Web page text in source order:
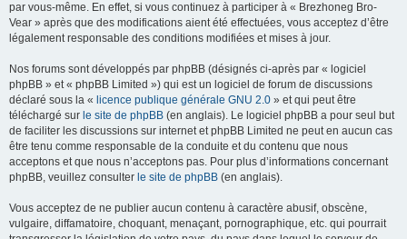
par vous-même. En effet, si vous continuez à participer à « Brezhoneg Bro-
Vear » après que des modifications aient été effectuées, vous acceptez d’être
légalement responsable des conditions modifiées et mises à jour.
Nos forums sont développés par phpBB (désignés ci-après par « logiciel
phpBB » et « phpBB Limited ») qui est un logiciel de forum de discussions
déclaré sous la « licence publique générale GNU 2.0 » et qui peut être
téléchargé sur le site de phpBB (en anglais). Le logiciel phpBB a pour seul but
de faciliter les discussions sur internet et phpBB Limited ne peut en aucun cas
être tenu comme responsable de la conduite et du contenu que nous
acceptons et que nous n’acceptons pas. Pour plus d’informations concernant
phpBB, veuillez consulter le site de phpBB (en anglais).
Vous acceptez de ne publier aucun contenu à caractère abusif, obscène,
vulgaire, diffamatoire, choquant, menaçant, pornographique, etc. qui pourrait